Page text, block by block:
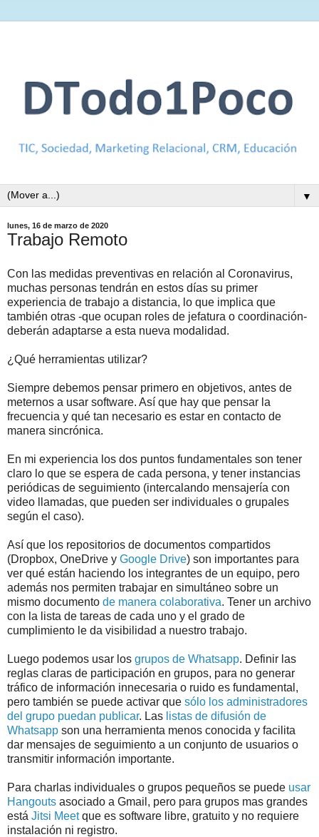
▼
lunes, 16 de marzo de 2020
Trabajo Remoto
Con las medidas preventivas en relación al Coronavirus,
muchas personas tendrán en estos días su primer
experiencia de trabajo a distancia, lo que implica que
también otras -que ocupan roles de jefatura o coordinación-
deberán adaptarse a esta nueva modalidad.
¿Qué herramientas utilizar?
Siempre debemos pensar primero en objetivos, antes de
meternos a usar software. Así que hay que pensar la
frecuencia y qué tan necesario es estar en contacto de
manera sincrónica.
En mi experiencia los dos puntos fundamentales son tener
claro lo que se espera de cada persona, y tener instancias
periódicas de seguimiento (intercalando mensajería con
video llamadas, que pueden ser individuales o grupales
según el caso).
Así que los repositorios de documentos compartidos
(Dropbox, OneDrive y Google Drive) son importantes para
ver qué están haciendo los integrantes de un equipo, pero
además nos permiten trabajar en simultáneo sobre un
mismo documento de manera colaborativa. Tener un archivo
con la lista de tareas de cada uno y el grado de
cumplimiento le da visibilidad a nuestro trabajo.
Luego podemos usar los grupos de Whatsapp. Definir las
reglas claras de participación en grupos, para no generar
tráfico de información innecesaria o ruido es fundamental,
pero también se puede activar que sólo los administradores
del grupo puedan publicar. Las listas de difusión de
Whatsapp son una herramienta menos conocida y facilita
dar mensajes de seguimiento a un conjunto de usuarios o
transmitir información importante.
Para charlas individuales o grupos pequeños se puede usar
Hangouts asociado a Gmail, pero para grupos mas grandes
está Jitsi Meetque es software libre, gratuito y no requiere
instalación ni registro.